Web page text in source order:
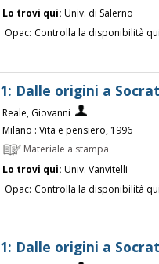
Lo trovi qui: Univ. di Salerno
Opac: Controlla la disponibilità
1: Dalle origini a
Reale, Giovanni
Milano : Vita e pensiero, 1996
Materiale a stampa
Lo trovi qui: Univ. Vanvitelli
Opac: Controlla la disponibilità
1: Dalle origini a